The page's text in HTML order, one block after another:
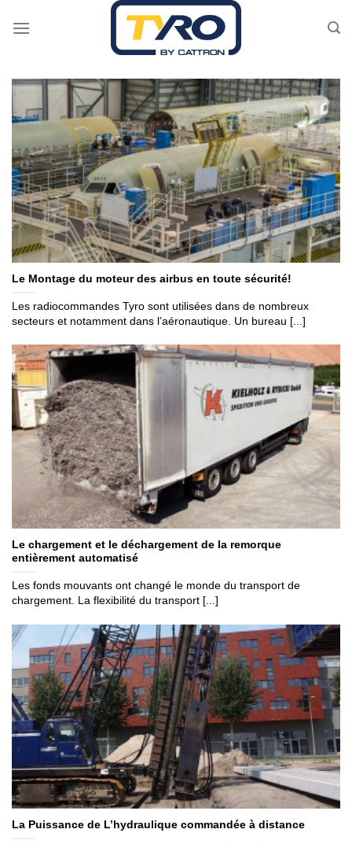
Le Montage du moteur des airbus en toute sécurité!
Les radiocommandes Tyro sont utilisées dans de nombreux
secteurs et notamment dans l’aéronautique. Un bureau [...]
Le chargement et le déchargement de la remorque
entièrement automatisé
Les fonds mouvants ont changé le monde du transport de
chargement. La flexibilité du transport [...]
La Puissance de L’hydraulique commandée à distance